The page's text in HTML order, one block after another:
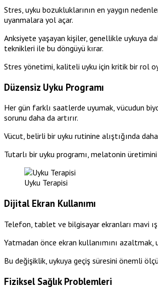
Stres, uyku bozukluklarının en yaygın
uyanmalara yol açar.
Anksiyete yaşayan kişiler, genellikle uykuya
teknikleri ile bu döngüyü kırar.
Stres yönetimi, kaliteli uyku için kritik bir rol
Düzensiz Uyku Programı
Her gün farklı saatlerde uyumak, vücudun
sorunu daha da artırır.
Vücut, belirli bir uyku rutinine alıştığında
Tutarlı bir uyku programı, melatonin
Uyku Terapisi
Dijital Ekran Kullanımı
Telefon, tablet ve bilgisayar ekranları mavi
Yatmadan önce ekran kullanımını
Bu değişiklik, uykuya geçiş süresini önemli
Fiziksel Sağlık Problemleri